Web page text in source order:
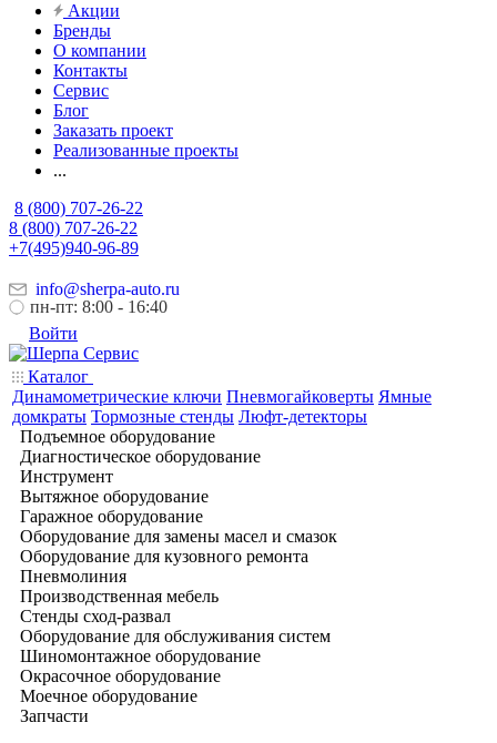
Акции
Бренды
О компании
Контакты
Сервис
Блог
Заказать проект
Реализованные проекты
...
8 (800) 707-26-22
8 (800) 707-26-22
+7(495)940-96-89
info@sherpa-auto.ru
пн-пт: 8:00 - 16:40
Войти
Каталог
Динамометрические ключи Пневмогайковерты Ямные
домкраты Тормозные стенды Люфт-детекторы
Подъемное оборудование
Диагностическое оборудование
Инструмент
Вытяжное оборудование
Гаражное оборудование
Оборудование для замены масел и смазок
Оборудование для кузовного ремонта
Пневмолиния
Производственная мебель
Стенды сход-развал
Оборудование для обслуживания систем
Шиномонтажное оборудование
Окрасочное оборудование
Моечное оборудование
Запчасти